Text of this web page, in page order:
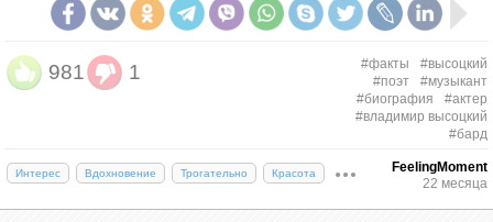
как рассказывают сотрудники Музея Высоцкого, у
него всегда лежал в кармане кусочек дефицитного
сахара «для мамочки».
Но и со второй женой отца Евгенией Лихалатовой
сложились очень теплые отношения. Вопреки всем
коварной разлучницей. С 1946 года маленький
981 1 #факты
#высоцкий
#поэт
#музыкант
#биография
#актер
#владимир высоцкий
#бард
Интерес Вдохновение Трогательно Красота
FeelingMoment
22 месяца